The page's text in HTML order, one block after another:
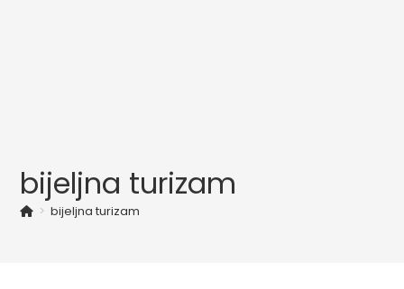
bijeljna turizam
> bijeljna turizam